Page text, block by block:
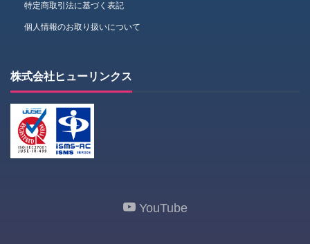
特定商取引法に基づく表記
個人情報のお取り扱いについて
株式会社ヒューリンクス
YouTube